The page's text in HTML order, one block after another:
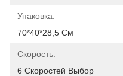
Упаковка:
70*40*28,5 См
Скорость:
6 Скоростей Выбор